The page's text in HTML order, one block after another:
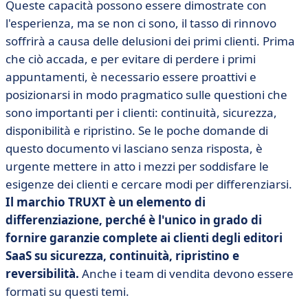
Queste capacità possono essere dimostrate con
l'esperienza, ma se non ci sono, il tasso di rinnovo
soffrirà a causa delle delusioni dei primi clienti. Prima
che ciò accada, e per evitare di perdere i primi
appuntamenti, è necessario essere proattivi e
posizionarsi in modo pragmatico sulle questioni che
sono importanti per i clienti: continuità, sicurezza,
disponibilità e ripristino. Se le poche domande di
questo documento vi lasciano senza risposta, è
urgente mettere in atto i mezzi per soddisfare le
esigenze dei clienti e cercare modi per differenziarsi.
Il marchio TRUXT è un elemento di
differenziazione, perché è l'unico in grado di
fornire garanzie complete ai clienti degli editori
SaaS su sicurezza, continuità, ripristino e
reversibilità. Anche i team di vendita devono essere
formati su questi temi.